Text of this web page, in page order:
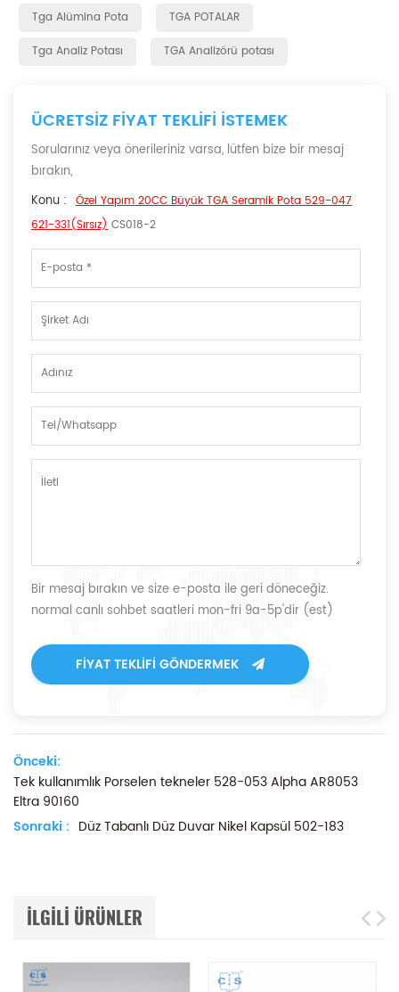
Tga Alümina Pota
TGA POTALAR
Tga Analiz Potası
TGA Analizörü potası
ÜCRETSIZ FIYAT TEKLIFI ISTEMEK
Sorularınız veya önerileriniz varsa, lütfen bize bir mesaj
bırakın,
Konu : Özel Yapım 20CC Büyük TGA Seramik Pota 529-047
621-331(Sırsız) CS018-2
Bir mesaj bırakın ve size e-posta ile geri döneceğiz.
normal canlı sohbet saatleri mon-fri 9a-5p'dir (est)
FIYAT TEKLIFI GÖNDERMEK
Önceki:
Tek kullanımlık Porselen tekneler 528-053 Alpha AR8053
Eltra 90160
Sonraki : Düz Tabanlı Düz ​​Duvar Nikel Kapsül 502-183
ILGILI ÜRÜNLER